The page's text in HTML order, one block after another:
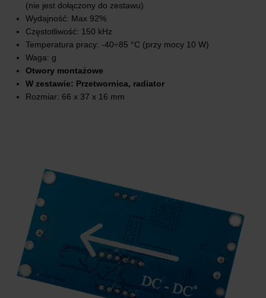
(nie jest dołączony do zestawu)
Wydajność: Max 92%
Częstotliwość: 150 kHz
Temperatura pracy: -40÷85 °C (przy mocy 10 W)
Waga: g
Otwory montażowe
W zestawie: Przetwornica, radiator
Rozmiar: 66 x 37 x 16 mm